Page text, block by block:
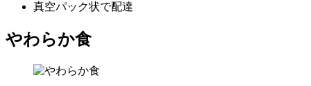
真空パック状で配達
やわらか食